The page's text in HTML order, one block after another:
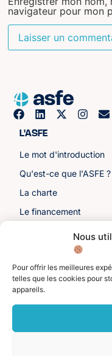
Nous
Pour offrir les meilleures
telles que les cookies pour
appareils.
navigateur pour mon
L'ASFE
Le mot d'introduction
Qu'est-ce que l'ASFE ?
La charte
Le financement
Les sénateurs
Autre liens
Toutes les ressources
Contactez-nous